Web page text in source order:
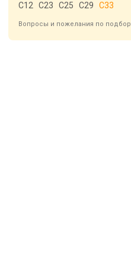
C12 C23 C25 C29 C33
Вопросы и пожелания по